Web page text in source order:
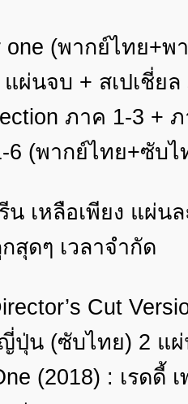
one (พากย์ไทย+
ผ่นจบ + สเปเชี่ย
ภาค 1-3 +
6 (พากย์ไทย+ซับ
เหลือเพียง แผ่น
สุดๆ เวลาจำกัด
Cut
ปุ่น (ซับไทย) 2 แ
(2018) : เรดดี้